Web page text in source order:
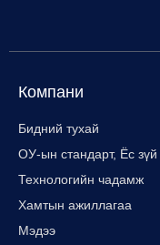
Компани
Бидний тухай
ОУ-ын стандарт, Ёс зүй
Технологийн чадамж
Хамтын ажиллагаа
Мэдээ